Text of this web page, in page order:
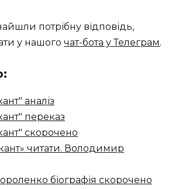
потрібну відповідь,
у нашого чат-бота у Телеграм.
аналіз
переказ
скорочено
читати. Володимир
біографія скорочено